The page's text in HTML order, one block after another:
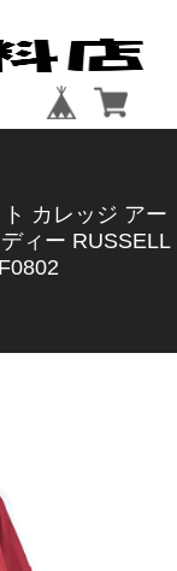
カレッジ アー
ィー RUSSELL